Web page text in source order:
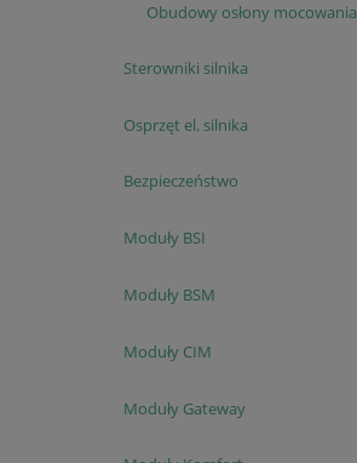
Obudowy osłony mocowania
Sterowniki silnika
Osprzęt el. silnika
Bezpieczeństwo
Moduły BSI
Moduły BSM
Moduły CIM
Moduły Gateway